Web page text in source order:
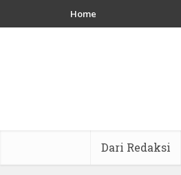
Home
Dari Redaksi